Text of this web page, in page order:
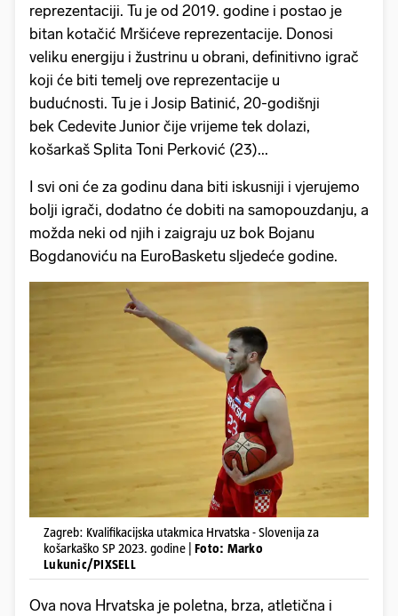
reprezentaciji. Tu je od 2019. godine i postao je
bitan kotačić Mršićeve reprezentacije. Donosi
veliku energiju i žustrinu u obrani, definitivno igrač
koji će biti temelj ove reprezentacije u
budućnosti. Tu je i Josip Batinić, 20-godišnji
bek Cedevite Junior čije vrijeme tek dolazi,
košarkaš Splita Toni Perković (23)...
I svi oni će za godinu dana biti iskusniji i vjerujemo
bolji igrači, dodatno će dobiti na samopouzdanju, a
možda neki od njih i zaigraju uz bok Bojanu
Bogdanoviću na EuroBasketu sljedeće godine.
Zagreb: Kvalifikacijska utakmica Hrvatska - Slovenija za
košarkaško SP 2023. godine | Foto: Marko
Lukunic/PIXSELL
Ova nova Hrvatska je poletna, brza, atletična i